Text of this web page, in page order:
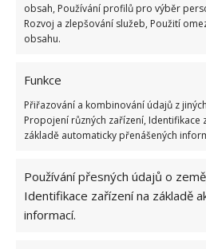
obsah, Používání profilů pro výběr
Rozvoj a zlepšování služeb, Použití
obsahu.
Funkce
Přiřazování a kombinování údajů z
Propojení různých zařízení, Identifikace
základě automaticky přenášených
Používání přesných údajů o
Identifikace zařízení na základě
informací.
Test znalostí o
Retro kvíz o
socialismu: Tehdejší
bodů